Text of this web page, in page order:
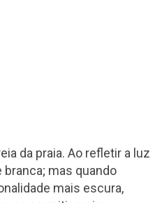
da praia. Ao refletir a luz
branca; mas quando
mais escura,